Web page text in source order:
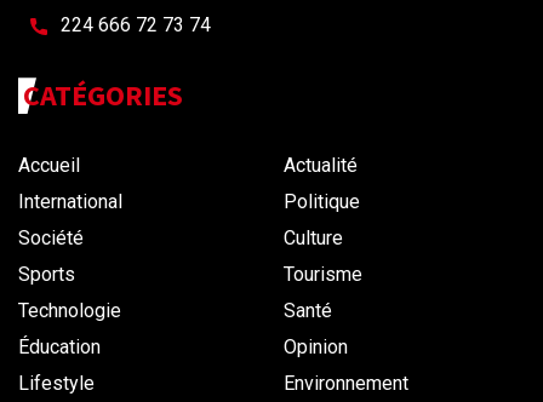
224 666 72 73 74
CATÉGORIES
Accueil
Actualité
International
Politique
Société
Culture
Sports
Tourisme
Technologie
Santé
Éducation
Opinion
Lifestyle
Environnement